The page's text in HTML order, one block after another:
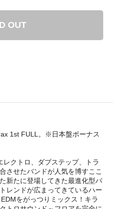
OUT
1st FULL。※日本盤ボーナス
クトロ、ダブステップ、トラ
させたバンドが人気を博すここ
新たに登場してきた最進化型バ
レンドが広まってきているハー
をがっつりミックス！キラ